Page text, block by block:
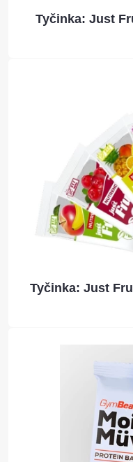
Tyčinka: Just
Tyčinka: Just